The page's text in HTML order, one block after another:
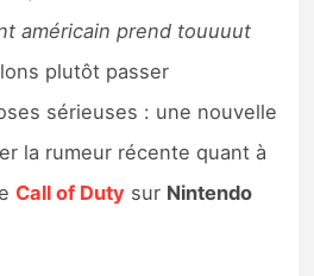
jeux Switch 2
américain prend touuuut
plutôt passer
sérieuses : une nouvelle
la rumeur récente quant à
Call of Duty sur Nintendo